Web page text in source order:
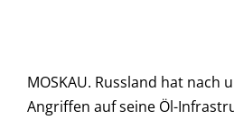
MOSKAU. Russland hat nach
Angriffen auf seine Öl-